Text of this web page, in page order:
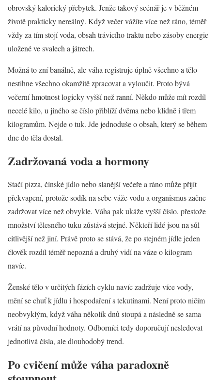
obrovský kalorický přebytek. Jenže takový scénář je v běžném
životě prakticky nereálný. Když večer vážíte více než ráno, téměř
vždy za tím stojí voda, obsah trávicího traktu nebo zásoby energie
uložené ve svalech a játrech.
Možná to zní banálně, ale váha registruje úplně všechno a tělo
nestihne všechno okamžitě zpracovat a vyloučit. Proto bývá
večerní hmotnost logicky vyšší než ranní. Někdo může mít rozdíl
necelé kilo, u jiného se číslo přiblíží dvěma nebo klidně i třem
kilogramům. Nejde o tuk. Jde jednoduše o obsah, který se během
dne do těla dostal.
Zadržovaná voda a hormony
Stačí pizza, čínské jídlo nebo slanější večeře a ráno může přijít
překvapení, protože sodík na sebe váže vodu a organismus začne
zadržovat více než obvykle. Váha pak ukáže vyšší číslo, přestože
množství tělesného tuku zůstává stejné. Někteří lidé jsou na sůl
citlivější než jiní. Právě proto se stává, že po stejném jídle jeden
člověk rozdíl téměř nepozná a druhý vidí na váze o kilogram
navíc.
Ženské tělo v určitých fázích cyklu navíc zadržuje více vody,
mění se chuť k jídlu i hospodaření s tekutinami. Není proto ničím
neobvyklým, když váha několik dnů stoupá a následně se sama
vrátí na původní hodnoty. Odborníci tedy doporučují nesledovat
jednotlivá čísla, ale dlouhodobý trend.
Po cvičení může váha paradoxně